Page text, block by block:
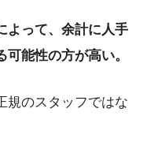
よって、余計に人手
能性の方が高い。
規のスタッフではな